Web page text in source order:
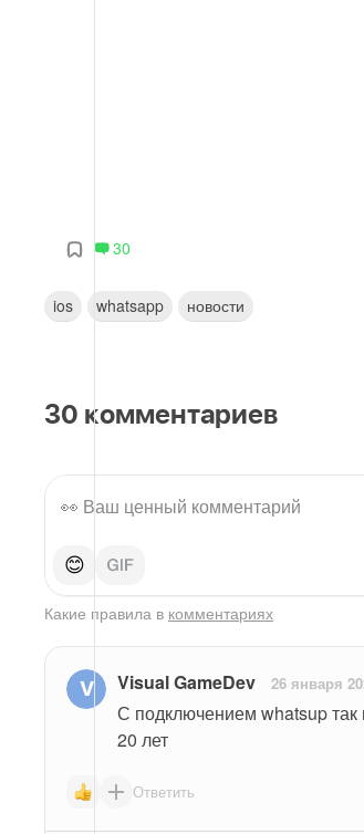
30
ios whatsapp новости
30 комментариев
😊
Какие правила в комментариях
Visual GameDev 26 января
С подключением whatsup так
20 лет
Ответить